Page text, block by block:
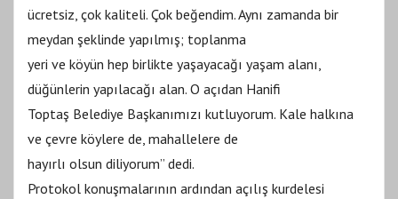
ücretsiz, çok kaliteli. Çok beğendim. Aynı zamanda bir
meydan şeklinde yapılmış; toplanma
yeri ve köyün hep birlikte yaşayacağı yaşam alanı,
düğünlerin yapılacağı alan. O açıdan Hanifi
Toptaş Belediye Başkanımızı kutluyorum. Kale halkına
ve çevre köylere de, mahallelere de
hayırlı olsun diliyorum” dedi.
Protokol konuşmalarının ardından açılış kurdelesi